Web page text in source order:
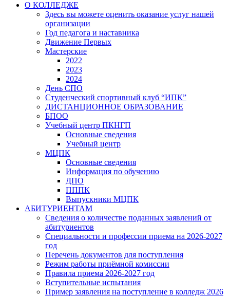
О КОЛЛЕДЖЕ
Здесь вы можете оценить оказание услуг нашей
организации
Год педагога и наставника
Движение Первых
Мастерские
2022
2023
2024
День СПО
Студенческий спортивный клуб “ИПК”
ДИСТАНЦИОННОЕ ОБРАЗОВАНИЕ
БПОО
Учебный центр ПКНГП
Основные сведения
Учебный центр
МЦПК
Основные сведения
Информация по обучению
ДПО
ПППК
Выпускники МЦПК
АБИТУРИЕНТАМ
Сведения о количестве поданных заявлений от
абитуриентов
Специальности и профессии приема на 2026-2027
год
Перечень документов для поступления
Режим работы приёмной комиссии
Правила приема 2026-2027 год
Вступительные испытания
Пример заявления на поступление в колледж 2026